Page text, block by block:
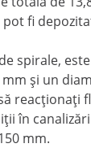
fi
spirale,
și un
reacționați
în
mm.